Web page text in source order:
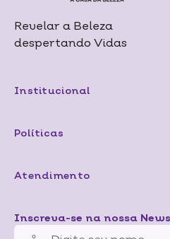
Revelar a Beleza
despertando Vidas
Institucional
Políticas
Atendimento
Inscreva-se na nossa